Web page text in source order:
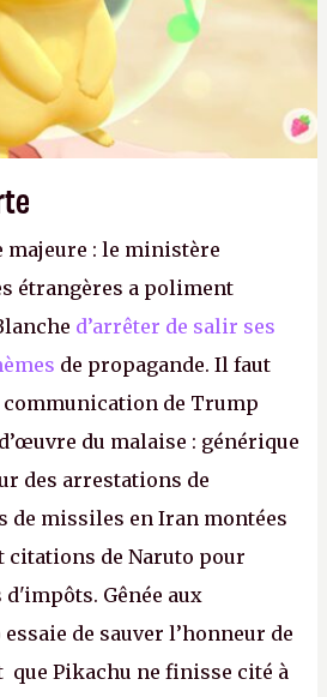
: le ministère
étrangères a poliment
d’arrêter de salir ses
de propagande. Il faut
communication de Trump
du malaise : générique
des arrestations de
de missiles en Iran montées
citations de Naruto pour
Gênée aux
de sauver l’honneur de
que Pikachu ne finisse cité à